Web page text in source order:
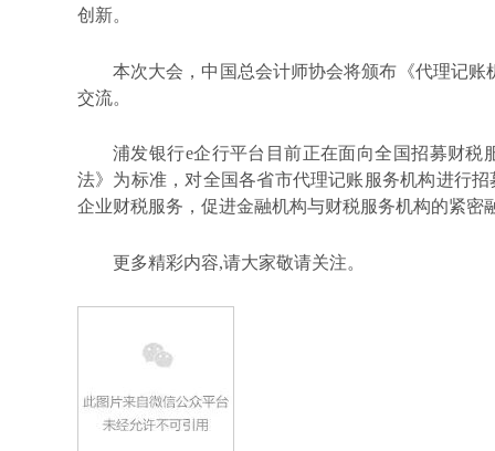
创新。
本次大会，中国总会计师协会将颁布《代理记
交流。
浦发银行e企行平台目前正在面向全国招募财
法》为标准，对全国各省市代理记账服务机构进行
企业财税服务，促进金融机构与财税服务机构的紧密
更多精彩内容,请大家敬请关注。